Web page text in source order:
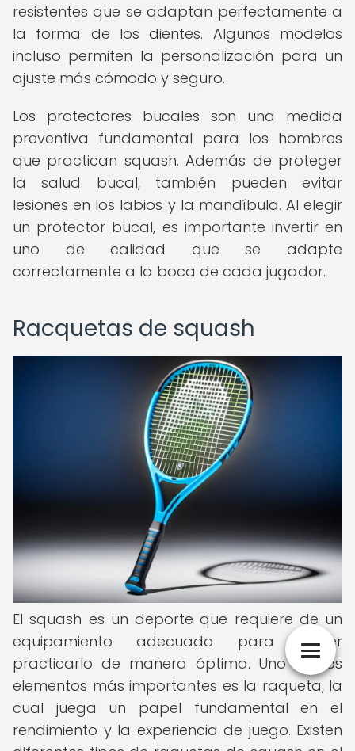
resistentes que se adaptan perfectamente a
la forma de los dientes. Algunos modelos
incluso permiten la personalización para un
ajuste más cómodo y seguro.
Los protectores bucales son una medida
preventiva fundamental para los hombres
que practican squash. Además de proteger
la salud bucal, también pueden evitar
lesiones en los labios y la mandíbula. Al elegir
un protector bucal, es importante invertir en
uno de calidad que se adapte
correctamente a la boca de cada jugador.
Racquetas de squash
El squash es un deporte que requiere de un
equipamiento adecuado para poder
practicarlo de manera óptima. Uno de los
elementos más importantes es la raqueta, la
cual juega un papel fundamental en el
rendimiento y la experiencia de juego. Existen